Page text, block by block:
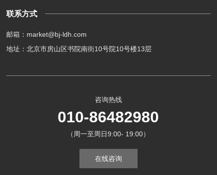
联系方式
邮箱：market@bj-ldh.com
地址：北京市房山区书院南街10号院10号楼13层
咨询热线
010-86482980
（周一至周日9:00- 19:00）
在线咨询